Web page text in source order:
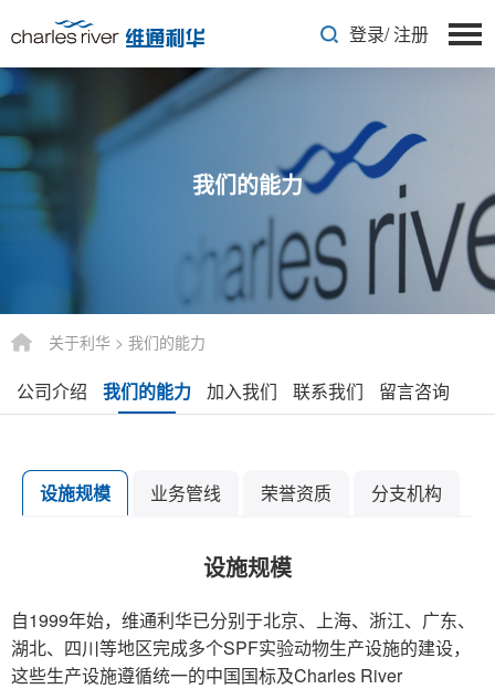
登录/注册
我们的能力
关于利华 > 我们的能力
公司介绍 我们的能力 加入我们 联系我们 留言咨询
设施规模 业务管线 荣誉资质 分支机构
设施规模
自1999年始，维通利华已分别于北京、上海、浙江、广东、
湖北、四川等地区完成多个SPF实验动物生产设施的建设，
这些生产设施遵循统一的中国国标及Charles River